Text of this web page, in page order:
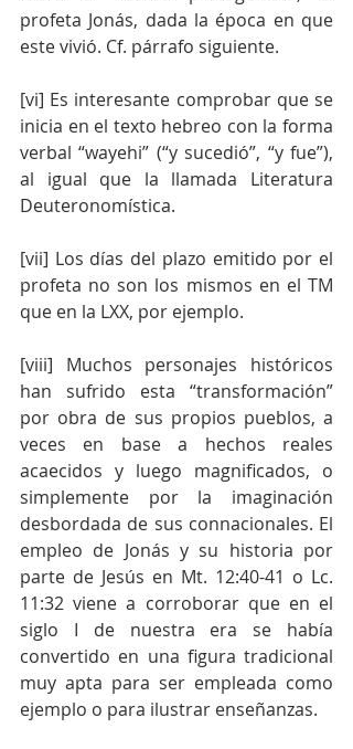
profeta Jonás, dada la época en que
este vivió. Cf. párrafo siguiente.
[vi] Es interesante comprobar que se
inicia en el texto hebreo con la forma
verbal “wayehi” (“y sucedió”, “y fue”),
al igual que la llamada Literatura
Deuteronomística.
[vii] Los días del plazo emitido por el
profeta no son los mismos en el TM
que en la LXX, por ejemplo.
[viii] Muchos personajes históricos
han sufrido esta “transformación”
por obra de sus propios pueblos, a
veces en base a hechos reales
acaecidos y luego magnificados, o
simplemente por la imaginación
desbordada de sus connacionales. El
empleo de Jonás y su historia por
parte de Jesús en Mt. 12:40-41 o Lc.
11:32 viene a corroborar que en el
siglo I de nuestra era se había
convertido en una figura tradicional
muy apta para ser empleada como
ejemplo o para ilustrar enseñanzas.